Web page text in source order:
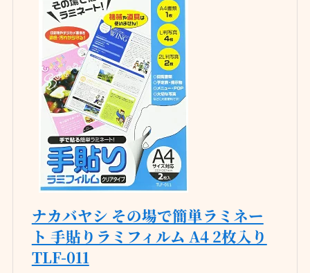
ナカバヤシ その場で簡単ラミネー
ト 手貼りラミフィルム A4 2枚入り
TLF-011